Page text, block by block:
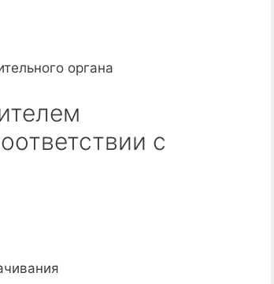
органа
с